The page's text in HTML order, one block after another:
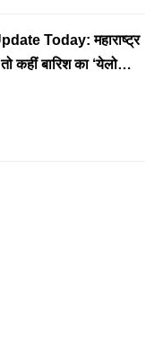
Today: महाराष्ट्र
कहीं बारिश का ‘येलो